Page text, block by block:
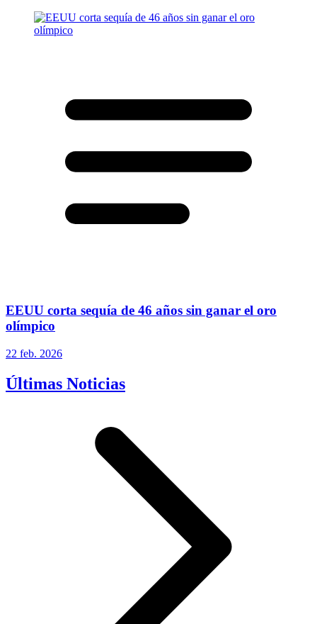
EEUU corta sequía de 46 años sin ganar el oro
olímpico
22 feb. 2026
Últimas Noticias